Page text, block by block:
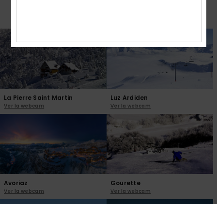
La Pierre Saint Martin
Ver la webcam
Luz Ardiden
Ver la webcam
Avoriaz
Ver la webcam
Gourette
Ver la webcam